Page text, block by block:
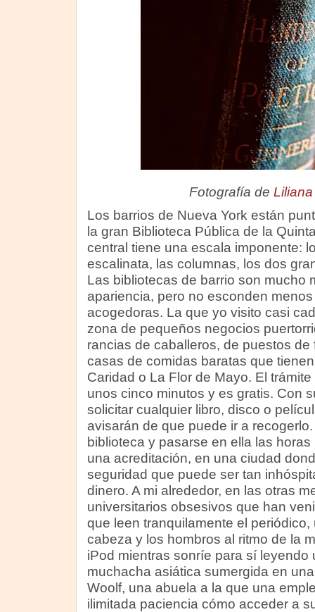
Fotografía de
Los barrios de Nueva York están
la gran Biblioteca Pública de la
central tiene una escala imponente:
escalinata, las columnas, los dos
Las bibliotecas de barrio son mucho
apariencia, pero no esconden
acogedoras. La que yo visito casi
zona de pequeños negocios
rancias de caballeros, de puestos de
casas de comidas baratas que
Caridad o La Flor de Mayo. El
unos cinco minutos y es gratis. Con
solicitar cualquier libro, disco o
avisarán de que puede ir a
biblioteca y pasarse en ella las
una acreditación, en una ciudad
seguridad que puede ser tan
dinero. A mi alrededor, en las otras
universitarios obsesivos que han
que leen tranquilamente el
cabeza y los hombros al ritmo de la
iPod mientras sonríe para sí leyendo
muchacha asiática sumergida en
Woolf, una abuela a la que una
ilimitada paciencia cómo acceder a